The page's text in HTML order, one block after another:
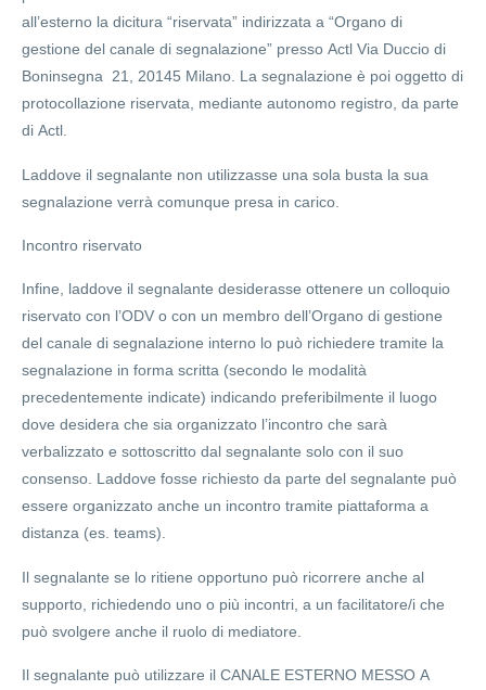
all’esterno la dicitura “riservata” indirizzata a “Organo di
gestione del canale di segnalazione” presso Actl Via Duccio di
Boninsegna 21, 20145 Milano. La segnalazione è poi oggetto di
protocollazione riservata, mediante autonomo registro, da parte
di Actl.
Laddove il segnalante non utilizzasse una sola busta la sua
segnalazione verrà comunque presa in carico.
Incontro riservato
Infine, laddove il segnalante desiderasse ottenere un colloquio
riservato con l’ODV o con un membro dell’Organo di gestione
del canale di segnalazione interno lo può richiedere tramite la
segnalazione in forma scritta (secondo le modalità
precedentemente indicate) indicando preferibilmente il luogo
dove desidera che sia organizzato l’incontro che sarà
verbalizzato e sottoscritto dal segnalante solo con il suo
consenso. Laddove fosse richiesto da parte del segnalante può
essere organizzato anche un incontro tramite piattaforma a
distanza (es. teams).
Il segnalante se lo ritiene opportuno può ricorrere anche al
supporto, richiedendo uno o più incontri, a un facilitatore/i che
può svolgere anche il ruolo di mediatore.
Il segnalante può utilizzare ilCANALE ESTERNO MESSO A